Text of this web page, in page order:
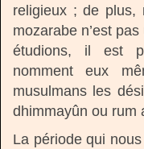
religieux ; de plus,
mozarabe n’est
étudions, il est
nomment eux
musulmans les
dhimmayûn ou rum
La période qui